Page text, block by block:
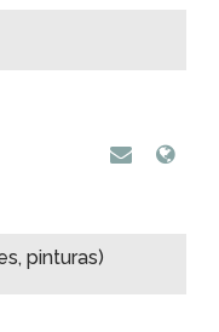
pinturas)